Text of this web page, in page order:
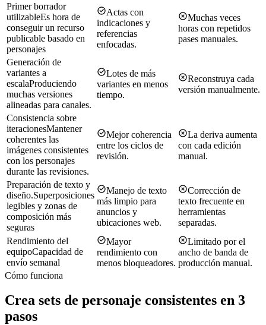
Primer borrador
utilizableEs hora de
conseguir un recurso
publicable basado en
personajes
Actas con
indicaciones y
referencias
enfocadas.
Muchas veces
horas con repetidos
pases manuales.
Generación de
variantes a
escalaProduciendo
muchas versiones
alineadas para canales.
Lotes de más
variantes en menos
tiempo.
Reconstruya cada
versión manualmente.
Consistencia sobre
iteracionesMantener
coherentes las
imágenes consistentes
con los personajes
durante las revisiones.
Mejor coherencia
entre los ciclos de
revisión.
La deriva aumenta
con cada edición
manual.
Preparación de texto y
diseño.Superposiciones
legibles y zonas de
composición más
seguras
Manejo de texto
más limpio para
anuncios y
ubicaciones web.
Corrección de
texto frecuente en
herramientas
separadas.
Rendimiento del
equipoCapacidad de
envío semanal
Mayor
rendimiento con
menos bloqueadores.
Limitado por el
ancho de banda de
producción manual.
Cómo funciona
Crea sets de personaje consistentes en 3
pasos